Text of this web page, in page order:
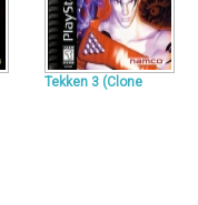
Tekken 3 (Clone